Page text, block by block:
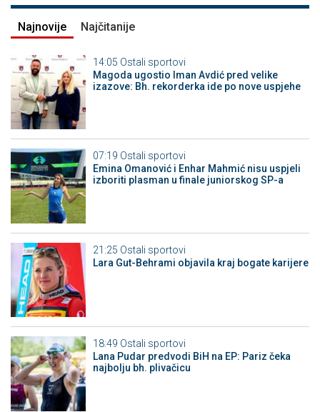
Najnovije Najčitanije
14:05 Ostali sportovi
Magoda ugostio Iman Avdić pred velike
izazove: Bh. rekorderka ide po nove uspjehe
07:19 Ostali sportovi
Emina Omanović i Enhar Mahmić nisu uspjeli
izboriti plasman u finale juniorskog SP-a
21:25 Ostali sportovi
Lara Gut-Behrami objavila kraj bogate karijere
18:49 Ostali sportovi
Lana Pudar predvodi BiH na EP: Pariz čeka
najbolju bh. plivačicu